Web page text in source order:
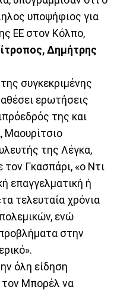
υποψήφιος για
ΕΕ στον Κόλπο,
Δημήτρης
συγκεκριμένης
ερωτήσεις
της και
Μαουρίτσιο
της Λέγκα,
Γκασπάρι, «ο Ντι
επαγγελματική ή
τελευταία χρόνια
ενώ
στην
όλη είδηση
τον Μπορέλ να